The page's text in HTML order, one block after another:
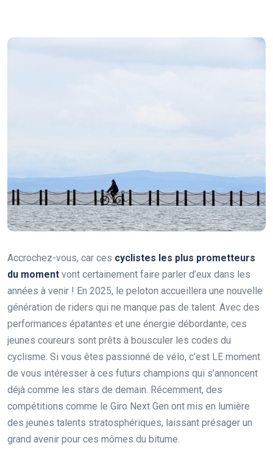
Accrochez-vous, car ces cyclistes les plus prometteurs
du moment vont certainement faire parler d’eux dans les
années à venir ! En 2025, le peloton accueillera une nouvelle
génération de riders qui ne manque pas de talent. Avec des
performances épatantes et une énergie débordante, ces
jeunes coureurs sont prêts à bousculer les codes du
cyclisme. Si vous êtes passionné de vélo, c’est LE moment
de vous intéresser à ces futurs champions qui s’annoncent
déjà comme les stars de demain. Récemment, des
compétitions comme le Giro Next Gen ont mis en lumière
des jeunes talents stratosphériques, laissant présager un
grand avenir pour ces mômes du bitume.